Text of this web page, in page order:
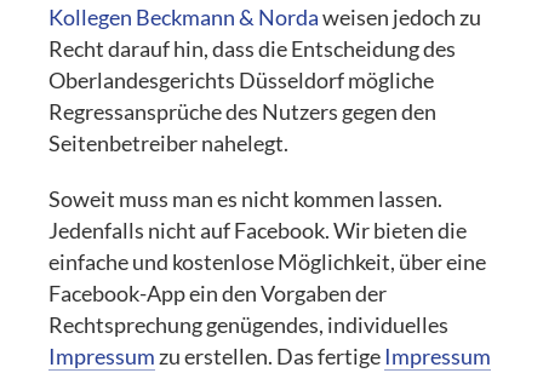
Kollegen Beckmann & Nordaweisen jedoch zu
Recht darauf hin, dass die Entscheidung des
Oberlandesgerichts Düsseldorf mögliche
Regressansprüche des Nutzers gegen den
Seitenbetreiber nahelegt.
Soweit muss man es nicht kommen lassen.
Jedenfalls nicht auf Facebook. Wir bieten die
einfache und kostenlose Möglichkeit, über eine
Facebook-App ein den Vorgaben der
Rechtsprechung genügendes, individuelles
Impressum zu erstellen. Das fertigeImpressum